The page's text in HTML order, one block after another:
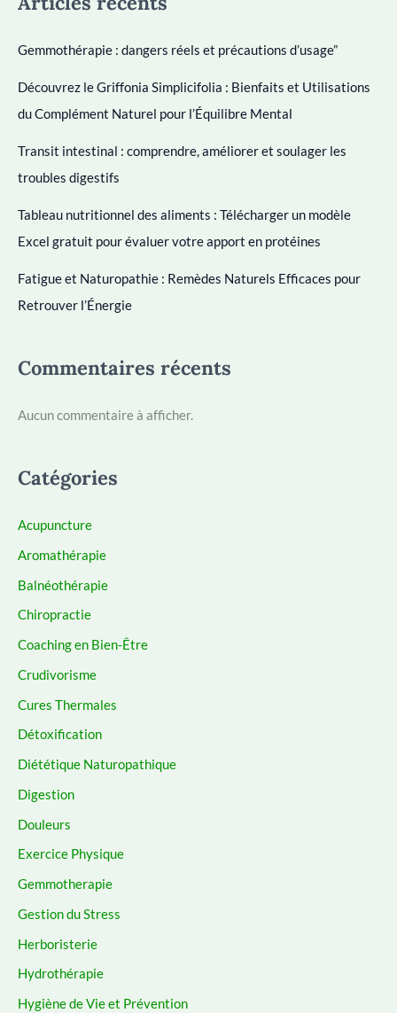
Gemmothérapie : dangers réels et précautions d’usage”
Découvrez le Griffonia Simplicifolia : Bienfaits et Utilisations
du Complément Naturel pour l’Équilibre Mental
Transit intestinal : comprendre, améliorer et soulager les
troubles digestifs
Tableau nutritionnel des aliments : Télécharger un modèle
Excel gratuit pour évaluer votre apport en protéines
Fatigue et Naturopathie : Remèdes Naturels Efficaces pour
Retrouver l’Énergie
Commentaires récents
Aucun commentaire à afficher.
Catégories
Acupuncture
Aromathérapie
Balnéothérapie
Chiropractie
Coaching en Bien-Être
Crudivorisme
Cures Thermales
Détoxification
Diététique Naturopathique
Digestion
Douleurs
Exercice Physique
Gemmotherapie
Gestion du Stress
Herboristerie
Hydrothérapie
Hygiène de Vie et Prévention